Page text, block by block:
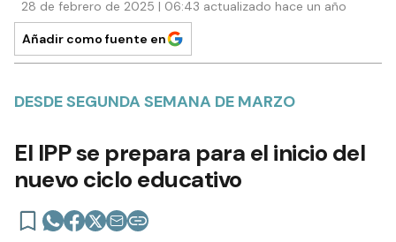
28 de febrero de 2025 | 06:43 actualizado hace un año
Añadir como fuente en
DESDE SEGUNDA SEMANA DE MARZO
El IPP se prepara para el inicio del
nuevo ciclo educativo